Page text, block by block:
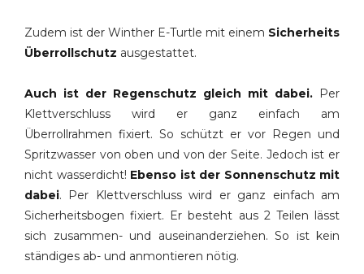
Zudem ist der Winther E-Turtle mit einem Sicherheits
Überrollschutz ausgestattet.
Auch ist der Regenschutz gleich mit dabei. Per
Klettverschluss wird er ganz einfach am
Überrollrahmen fixiert. So schützt er vor Regen und
Spritzwasser von oben und von der Seite. Jedoch ist er
nicht wasserdicht! Ebenso ist der Sonnenschutz mit
dabei. Per Klettverschluss wird er ganz einfach am
Sicherheitsbogen fixiert. Er besteht aus 2 Teilen lässt
sich zusammen- und auseinanderziehen. So ist kein
ständiges ab- und anmontieren nötig.